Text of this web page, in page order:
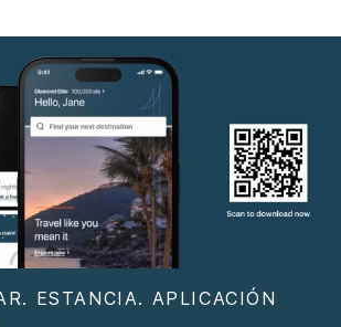
ESTANCIA. APLICACIÓN